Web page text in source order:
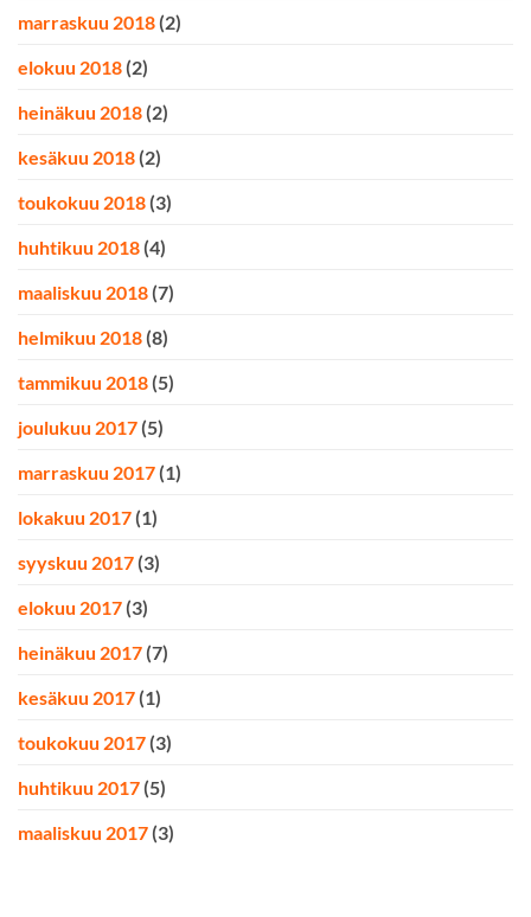
marraskuu 2018 (2)
elokuu 2018 (2)
heinäkuu 2018 (2)
kesäkuu 2018 (2)
toukokuu 2018 (3)
huhtikuu 2018 (4)
maaliskuu 2018 (7)
helmikuu 2018 (8)
tammikuu 2018 (5)
joulukuu 2017 (5)
marraskuu 2017 (1)
lokakuu 2017 (1)
syyskuu 2017 (3)
elokuu 2017 (3)
heinäkuu 2017 (7)
kesäkuu 2017 (1)
toukokuu 2017 (3)
huhtikuu 2017 (5)
maaliskuu 2017 (3)